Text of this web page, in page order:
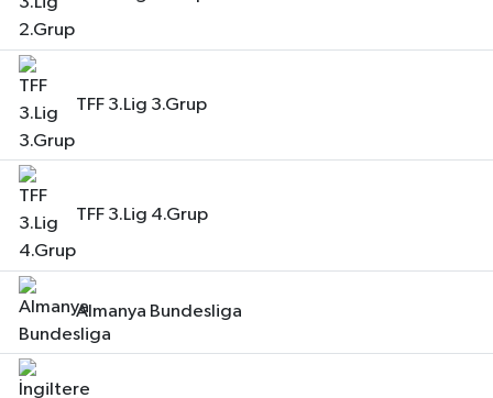
TFF 3.Lig 3.Grup
TFF 3.Lig 4.Grup
Almanya Bundesliga